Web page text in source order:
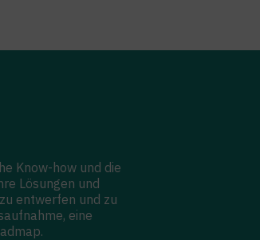
Know-how und die
Lösungen und
entwerfen und zu
eine